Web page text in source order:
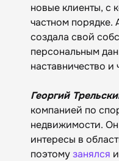
новые клиенты, с
частном
создала свой
персональным
наставничество и
Георгий
компанией по
недвижимости. Он
интересы в
поэтомузанялся